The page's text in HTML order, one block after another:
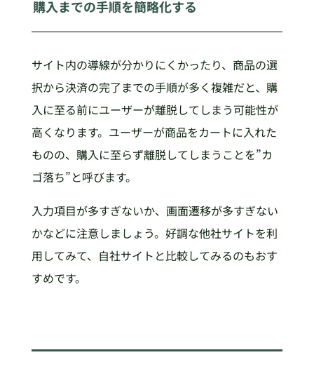
購入までの手順を簡略化する
サイト内の導線が分かりにくかったり、商品の選
択から決済の完了までの手順が多く複雑だと、購
入に至る前にユーザーが離脱してしまう可能性が
高くなります。ユーザーが商品をカートに入れた
ものの、購入に至らず離脱してしまうことを”カ
ゴ落ち”と呼びます。
入力項目が多すぎないか、画面遷移が多すぎない
かなどに注意しましょう。好調な他社サイトを利
用してみて、自社サイトと比較してみるのもおす
すめです。